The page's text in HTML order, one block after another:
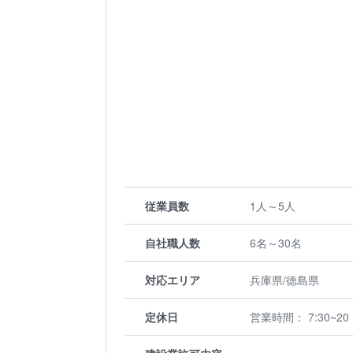
従業員数 1人～5人
自社職人数 6名～30名
対応エリア 兵庫県/徳島県
定休日 営業時間： 7:30~20